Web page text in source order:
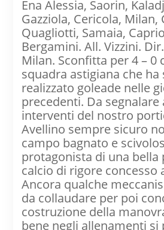
Ena Alessia, Saorin,
Gazziola, Cericola, Milan,
Quagliotti, Samaia,
Bergamini. All. Vizzini.
Milan. Sconfitta per 4 – 0
squadra astigiana che ha
realizzato goleade nelle
precedenti. Da
interventi del nostro
Avellino sempre sicuro
campo bagnato e
protagonista di una bella
calcio di rigore concesso
Ancora qualche
da collaudare per poi
costruzione della
bene negli allenamenti si